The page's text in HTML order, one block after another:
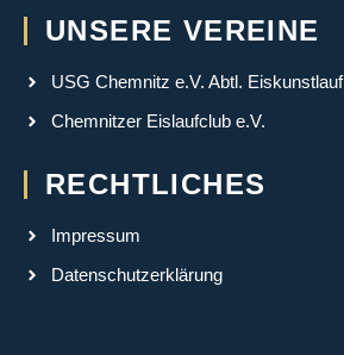
UNSERE VEREINE
USG Chemnitz e.V. Abtl. Eiskunstlauf
Chemnitzer Eislaufclub e.V.
RECHTLICHES
Impressum
Datenschutzerklärung